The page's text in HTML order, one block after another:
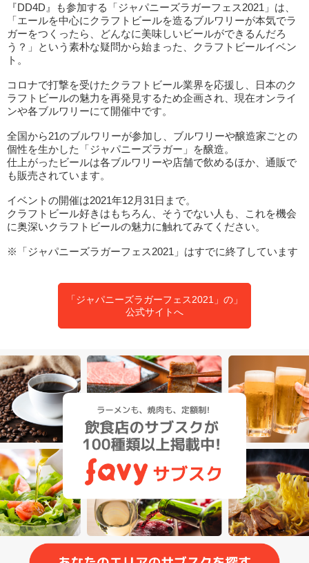
『DD4D』も参加する「ジャパニーズラガーフェス2021」は、
「エールを中心にクラフトビールを造るブルワリーが本気でラ
ガーをつくったら、どんなに美味しいビールができるんだろ
う？」という素朴な疑問から始まった、クラフトビールイベン
ト。
コロナで打撃を受けたクラフトビール業界を応援し、日本のク
ラフトビールの魅力を再発見するため企画され、現在オンライ
ンや各ブルワリーにて開催中です。
全国から21のブルワリーが参加し、ブルワリーや醸造家ごとの
個性を生かした「ジャパニーズラガー」を醸造。
仕上がったビールは各ブルワリーや店舗で飲めるほか、通販で
も販売されています。
イベントの開催は2021年12月31日まで。
クラフトビール好きはもちろん、そうでない人も、これを機会
に奥深いクラフトビールの魅力に触れてみてください。
※「ジャパニーズラガーフェス2021」はすでに終了しています
「ジャパニーズラガーフェス2021」の」
公式サイトへ